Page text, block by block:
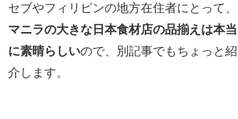
セブやフィリピンの地方在住者にとって、
マニラの大きな日本食材店の品揃えは本当
に素晴らしいので、別記事でもちょっと紹
介します。